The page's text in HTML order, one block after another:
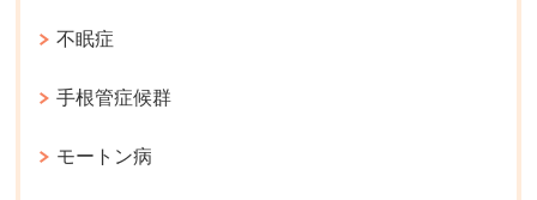
不眠症
手根管症候群
モートン病